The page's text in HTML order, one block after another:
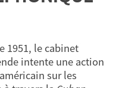
1951, le cabinet
intente une action
sur les